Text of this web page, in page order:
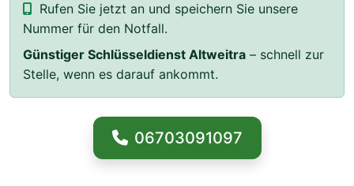
Rufen Sie jetzt an und speichern Sie unsere
Nummer für den Notfall.
Günstiger Schlüsseldienst Altweitra – schnell zur
Stelle, wenn es darauf ankommt.
06703091097